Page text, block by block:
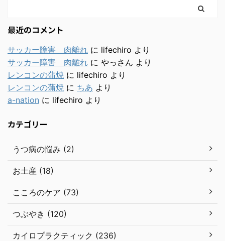
最近のコメント
サッカー障害 肉離れ に lifechiro より
サッカー障害 肉離れ に やっさん より
レンコンの蒲焼 に lifechiro より
レンコンの蒲焼 に ちあ より
a-nation に lifechiro より
カテゴリー
うつ病の悩み (2)
お土産 (18)
こころのケア (73)
つぶやき (120)
カイロプラクティック (236)